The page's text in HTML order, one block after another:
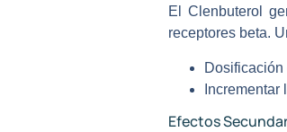
El Clenbuterol
receptores beta.
Dosificación
Efectos